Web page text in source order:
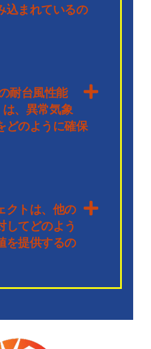
込まれているの
耐台風性能
は、異常気象
どのように確保
クトは、他の
してどのよう
を提供するの